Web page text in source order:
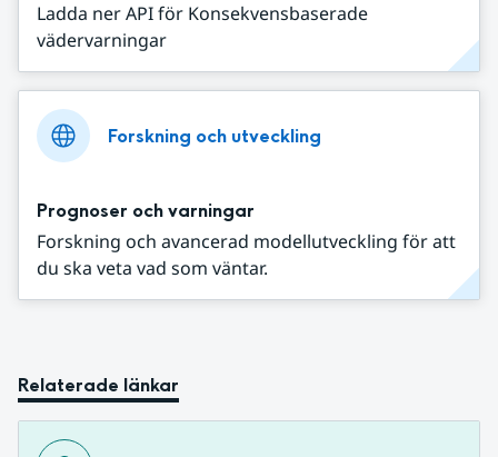
Ladda ner API för Konsekvensbaserade
vädervarningar
Forskning och utveckling
Prognoser och varningar
Forskning och avancerad modellutveckling för att
du ska veta vad som väntar.
Relaterade länkar